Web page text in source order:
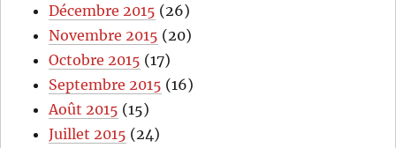
Décembre 2015 (26)
Novembre 2015 (20)
Octobre 2015 (17)
Septembre 2015 (16)
Août 2015 (15)
Juillet 2015 (24)